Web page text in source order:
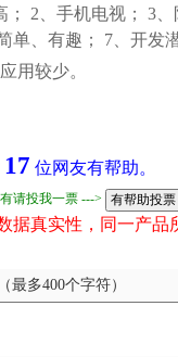
； 2、手机电视； 3
单、有趣； 7、开发
用较少。
17 位网友有帮助。
请投我一票 --->
据真实性，同一产
最多400个字符）